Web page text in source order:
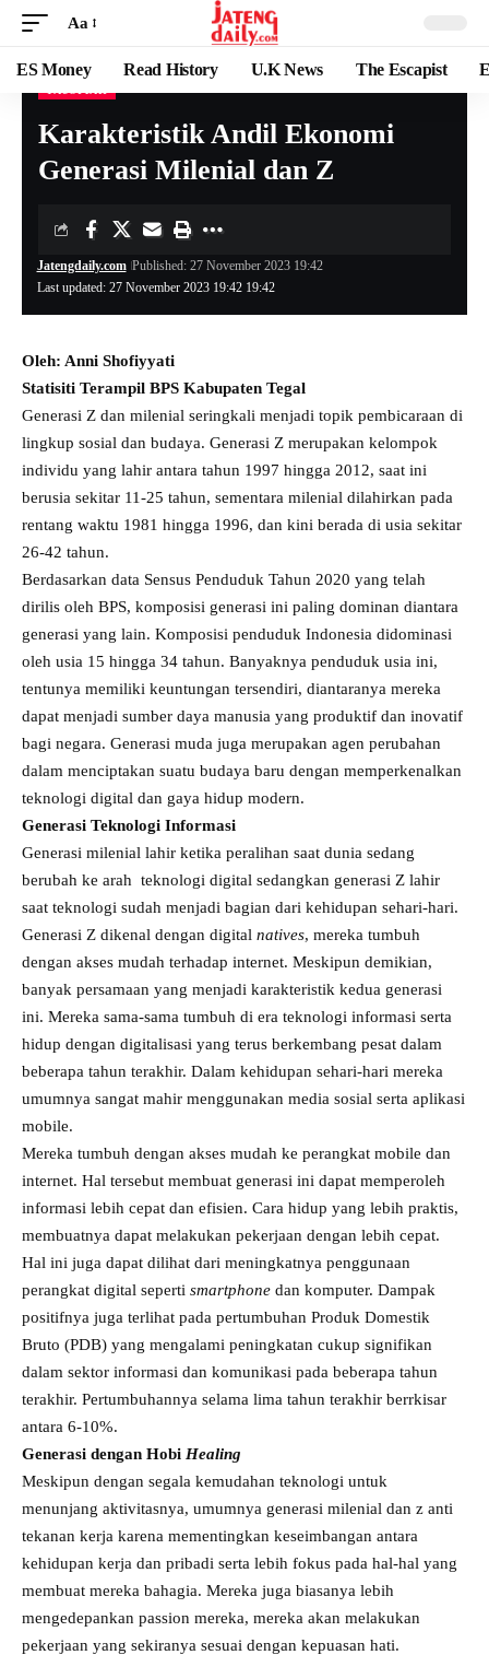
Aa
ES Money Read History U.K News The Escapist
Karakteristik Andil Ekonomi
Generasi Milenial dan Z
Last updated: 27 November 2023 19:42 19:42
Jatengdaily.com Published: 27 November 2023 19:42
Oleh: Anni Shofiyyati
Statisiti Terampil BPS Kabupaten Tegal
Generasi Z dan milenial seringkali menjadi topik pembicaraan di
lingkup sosial dan budaya. Generasi Z merupakan kelompok
individu yang lahir antara tahun 1997 hingga 2012, saat ini
berusia sekitar 11-25 tahun, sementara milenial dilahirkan pada
rentang waktu 1981 hingga 1996, dan kini berada di usia sekitar
26-42 tahun.
Berdasarkan data Sensus Penduduk Tahun 2020 yang telah
dirilis oleh BPS, komposisi generasi ini paling dominan diantara
generasi yang lain. Komposisi penduduk Indonesia didominasi
oleh usia 15 hingga 34 tahun. Banyaknya penduduk usia ini,
tentunya memiliki keuntungan tersendiri, diantaranya mereka
dapat menjadi sumber daya manusia yang produktif dan inovatif
bagi negara. Generasi muda juga merupakan agen perubahan
dalam menciptakan suatu budaya baru dengan memperkenalkan
teknologi digital dan gaya hidup modern.
Generasi Teknologi Informasi
Generasi milenial lahir ketika peralihan saat dunia sedang
berubah ke arah teknologi digital sedangkan generasi Z lahir
saat teknologi sudah menjadi bagian dari kehidupan sehari-hari.
Generasi Z dikenal dengan digital natives, mereka tumbuh
dengan akses mudah terhadap internet. Meskipun demikian,
banyak persamaan yang menjadi karakteristik kedua generasi
ini. Mereka sama-sama tumbuh di era teknologi informasi serta
hidup dengan digitalisasi yang terus berkembang pesat dalam
beberapa tahun terakhir. Dalam kehidupan sehari-hari mereka
umumnya sangat mahir menggunakan media sosial serta aplikasi
mobile.
Mereka tumbuh dengan akses mudah ke perangkat mobile dan
internet. Hal tersebut membuat generasi ini dapat memperoleh
informasi lebih cepat dan efisien. Cara hidup yang lebih praktis,
membuatnya dapat melakukan pekerjaan dengan lebih cepat.
Hal ini juga dapat dilihat dari meningkatnya penggunaan
perangkat digital seperti smartphone dan komputer. Dampak
positifnya juga terlihat pada pertumbuhan Produk Domestik
Bruto (PDB) yang mengalami peningkatan cukup signifikan
dalam sektor informasi dan komunikasi pada beberapa tahun
terakhir. Pertumbuhannya selama lima tahun terakhir berrkisar
antara 6-10%.
Generasi dengan Hobi Healing
Meskipun dengan segala kemudahan teknologi untuk
menunjang aktivitasnya, umumnya generasi milenial dan z anti
tekanan kerja karena mementingkan keseimbangan antara
kehidupan kerja dan pribadi serta lebih fokus pada hal-hal yang
membuat mereka bahagia. Mereka juga biasanya lebih
mengedepankan passion mereka, mereka akan melakukan
pekerjaan yang sekiranya sesuai dengan kepuasan hati.